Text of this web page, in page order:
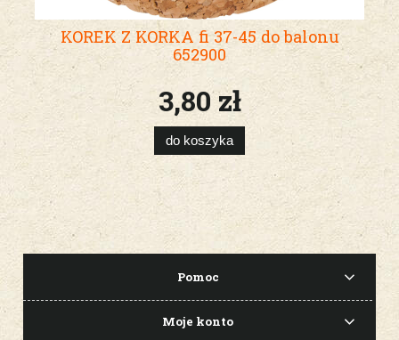
KOREK Z KORKA fi 37-45 do balonu
652900
3,80 zł
do koszyka
Pomoc
Moje konto